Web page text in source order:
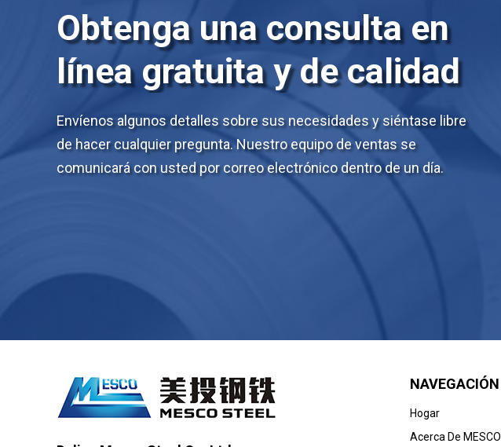
Obtenga una consulta en
línea gratuita y de calidad
Envíenos algunos detalles sobre sus necesidades y siéntase libre
de hacer cualquier pregunta. Nuestro equipo de ventas se
comunicará con usted por correo electrónico dentro de un día.
NAVEGACIÓN
Hogar
Acerca De MESCO